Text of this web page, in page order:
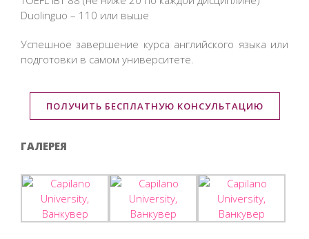
Duolinguo – 110 или выше
Успешное завершение курса английского языка или
подготовки в самом университете.
ПОЛУЧИТЬ БЕСПЛАТНУЮ КОНСУЛЬТАЦИЮ
ГАЛЕРЕЯ